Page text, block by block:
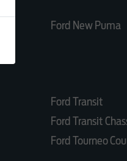
Ford New Puma
Ford Transit
Ford Transit
Ford Tourneo